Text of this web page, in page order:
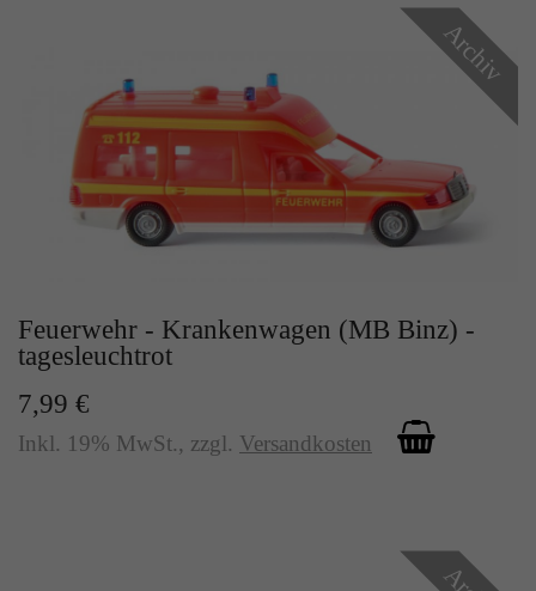
Archiv
Feuerwehr - Krankenwagen (MB Binz) -
tagesleuchtrot
7,99 €
Inkl. 19% MwSt., zzgl. Versandkosten